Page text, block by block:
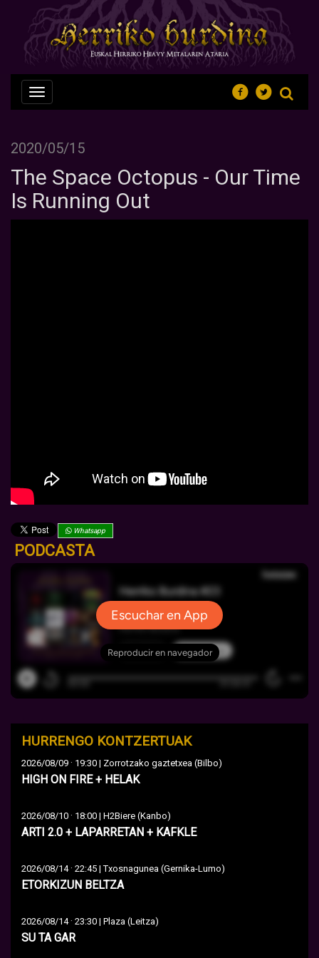
Nabegazioa
ireki
2020/05/15
The Space Octopus - Our Time
Is Running Out
Whatsapp
PODCASTA
HURRENGO KONTZERTUAK
2026/08/09 · 19:30 | Zorrotzako gaztetxea (Bilbo)
HIGH ON FIRE + HELAK
2026/08/10 · 18:00 | H2Biere (Kanbo)
ARTI 2.0 + LAPARRETAN + KAFKLE
2026/08/14· 22:45 | Txosnagunea (Gernika-Lumo)
ETORKIZUN BELTZA
2026/08/14· 23:30 | Plaza (Leitza)
SU TA GAR